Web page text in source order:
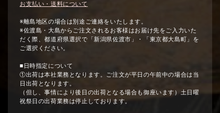
お支払い・送料について
※離島地区の場合は別途ご連絡をいたします。
※佐渡島・大島からご注文されるお客様はお届け先をご入力いた
だく際、都道府県選択で「新潟県佐渡市」・「東京都大島町」を
ご選択ください。
■日時指定について
①出荷は本社業務となります。ご注文が平日の午前中の場合は当
日出荷となります。
（但し、事情により後日の出荷となる場合も御座います）土日曜
祝祭日の出荷業務は停止しております。